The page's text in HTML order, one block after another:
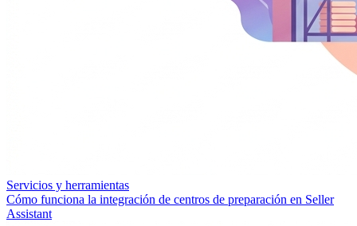
Servicios y herramientas
Cómo funciona la integración de centros de preparación en Seller
Assistant